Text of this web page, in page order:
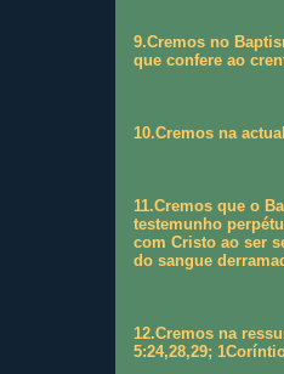
9.Cremos no
que confere ao
10.Cremos na
11.Cremos que o
testemunho
com Cristo ao ser
do sangue
12.Cremos na
5:24,28,29;